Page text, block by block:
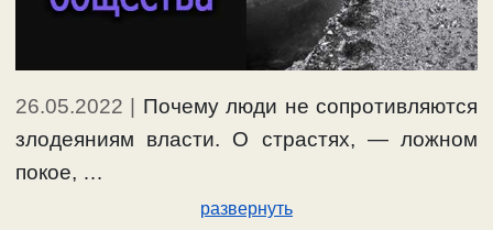
26.05.2022
Почему люди не сопротивляются
злодеяниям власти. О страстях, — ложном
покое, …
развернуть